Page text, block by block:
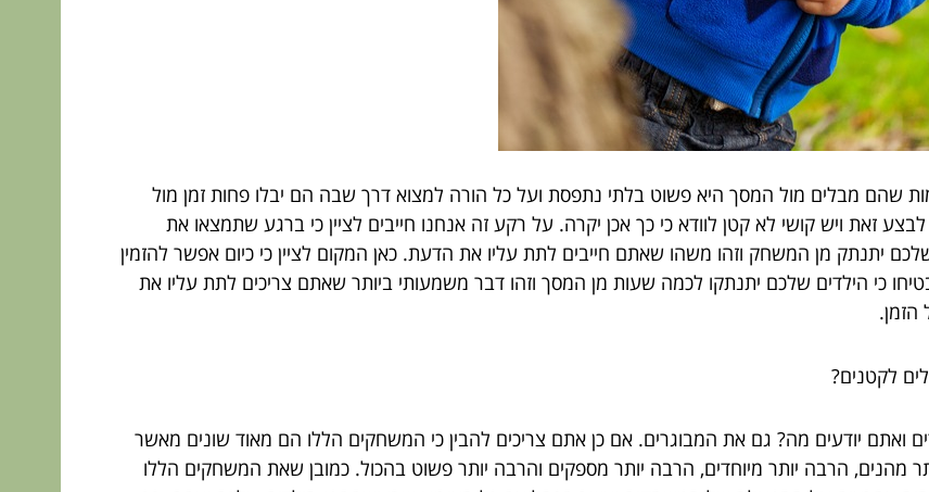
שהם מבלים מול המסך היא פשוט בלתי נתפסת ועל כל הורה למצוא דרך שבה הם יבלו פחות זמן מול
זאת ויש קושי לא קטן לוודא כי כך אכן יקרה. על רקע זה אנחנו חייבים לציין כי ברגע שתמצאו את
יתנתק מן המשחק וזהו משהו שאתם חייבים לתת עליו את הדעת. כאן המקום לציין כי כיום אפשר להזמין
כי הילדים שלכם יתנתקו לכמה שעות מן המסך וזהו דבר משמעותי ביותר שאתם צריכים לתת עליו את
לקטנים?
ואתם יודעים מה? גם את המבוגרים. אם כן אתם צריכים להבין כי המשחקים הללו הם מאוד שונים מאשר
מהנים, הרבה יותר מיוחדים, הרבה יותר מספקים והרבה יותר פשוט בהכול. כמובן שאת המשחקים הללו